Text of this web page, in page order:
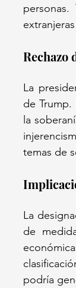
Rechazo
La
de
la
temas de
La
de
podría